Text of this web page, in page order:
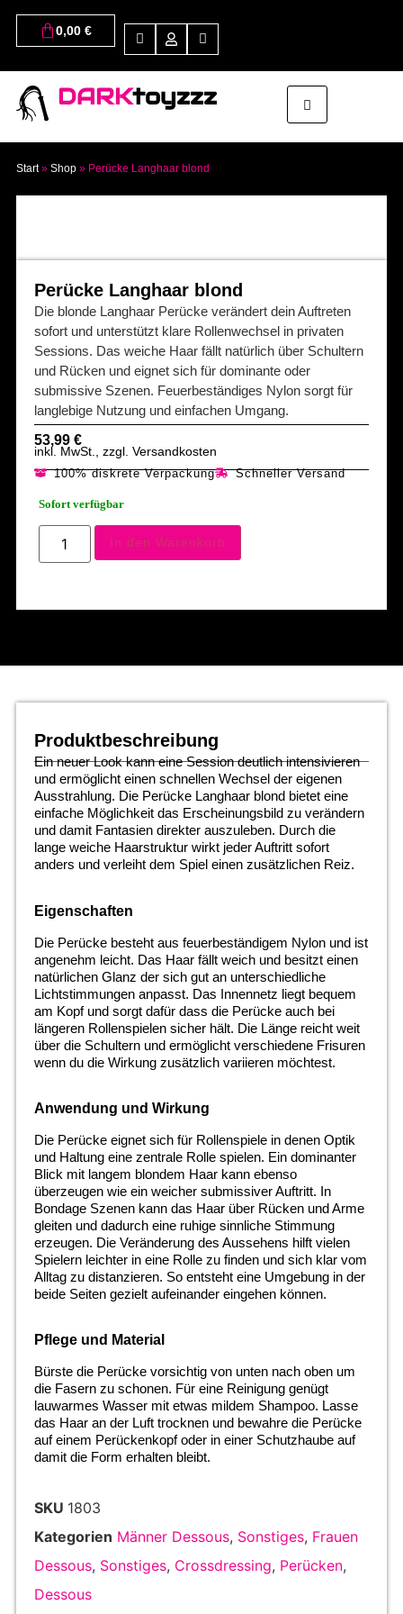
0,00 €
DARKtoyzzz
Start» Shop» Perücke Langhaar blond
Perücke Langhaar blond
Die blonde Langhaar Perücke verändert dein Auftreten
sofort und unterstützt klare Rollenwechsel in privaten
Sessions. Das weiche Haar fällt natürlich über Schultern
und Rücken und eignet sich für dominante oder
submissive Szenen. Feuerbeständiges Nylon sorgt für
langlebige Nutzung und einfachen Umgang.
53,99 €
inkl. MwSt., zzgl. Versandkosten
100% diskrete Verpackung Schneller Versand
Sofort verfügbar
In den Warenkorb
Produktbeschreibung
Ein neuer Look kann eine Session deutlich intensivieren
und ermöglicht einen schnellen Wechsel der eigenen
Ausstrahlung. Die Perücke Langhaar blond bietet eine
einfache Möglichkeit das Erscheinungsbild zu verändern
und damit Fantasien direkter auszuleben. Durch die
lange weiche Haarstruktur wirkt jeder Auftritt sofort
anders und verleiht dem Spiel einen zusätzlichen Reiz.
Eigenschaften
Die Perücke besteht aus feuerbeständigem Nylon und ist
angenehm leicht. Das Haar fällt weich und besitzt einen
natürlichen Glanz der sich gut an unterschiedliche
Lichtstimmungen anpasst. Das Innennetz liegt bequem
am Kopf und sorgt dafür dass die Perücke auch bei
längeren Rollenspielen sicher hält. Die Länge reicht weit
über die Schultern und ermöglicht verschiedene Frisuren
wenn du die Wirkung zusätzlich variieren möchtest.
Anwendung und Wirkung
Die Perücke eignet sich für Rollenspiele in denen Optik
und Haltung eine zentrale Rolle spielen. Ein dominanter
Blick mit langem blondem Haar kann ebenso
überzeugen wie ein weicher submissiver Auftritt. In
Bondage Szenen kann das Haar über Rücken und Arme
gleiten und dadurch eine ruhige sinnliche Stimmung
erzeugen. Die Veränderung des Aussehens hilft vielen
Spielern leichter in eine Rolle zu finden und sich klar vom
Alltag zu distanzieren. So entsteht eine Umgebung in der
beide Seiten gezielt aufeinander eingehen können.
Pflege und Material
Bürste die Perücke vorsichtig von unten nach oben um
die Fasern zu schonen. Für eine Reinigung genügt
lauwarmes Wasser mit etwas mildem Shampoo. Lasse
das Haar an der Luft trocknen und bewahre die Perücke
auf einem Perückenkopf oder in einer Schutzhaube auf
damit die Form erhalten bleibt.
SKU 1803
Kategorien Männer Dessous, Sonstiges, Frauen
Dessous, Sonstiges, Crossdressing, Perücken,
Dessous